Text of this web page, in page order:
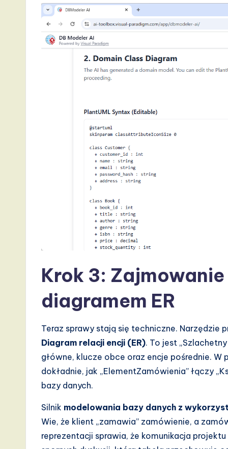
Krok 3:
diagramem ER
Teraz sprawy stają się techniczne. Narzędzie
Diagram relacji encji (ER). To jest
główne, klucze obce oraz encje pośrednie.
dokładnie, jak „ElementZamówienia” łączy
bazy danych.
Silnik modelowania bazy danych z
Wie, że klient „zamawia” zamówienie, a
reprezentacji sprawia, że komunikacja